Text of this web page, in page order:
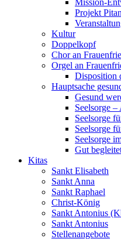
Mission-
Projekt
Kultur
Doppelkopf
Chor an
Orgel an
Disposition
Hauptsache
Gesund
Seelsorge
Seelsorge
Seelsorge
Seelsorge
Gut
Kitas
Sankt Elisabeth
Sankt Anna
Sankt Raphael
Christ-König
Sankt Antonius
Sankt Antonius
Stellenangebote